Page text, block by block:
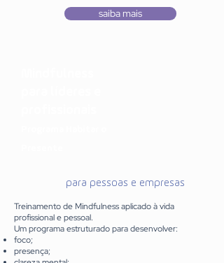
saiba mais
para pessoas e empresas
Treinamento de Mindfulness aplicado à vida
profissional e pessoal.
Um programa estruturado para desenvolver:
foco;
presença;